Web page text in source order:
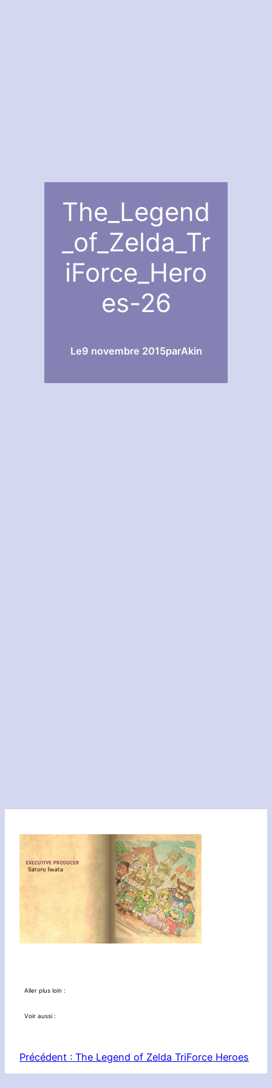
The_Legend
_of_Zelda_Tr
iForce_Hero
es-26
Le9 novembre 2015parAkin
Aller plus loin :
Voir aussi :
Précédent : The Legend of Zelda TriForce Heroes